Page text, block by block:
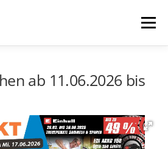
Menü
NORMA REWE
ab 11.06.2026 bis